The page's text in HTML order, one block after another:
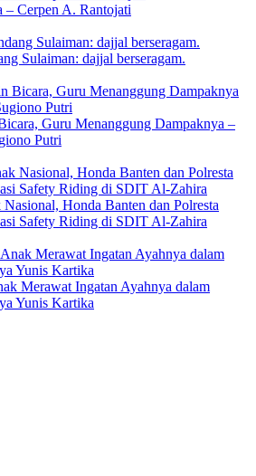
– Cerpen A. Rantojati
Sulaiman: dajjal berseragam.
Guru Menanggung Dampaknya –
Putri
Honda Banten dan Polresta
Safety Riding di SDIT Al-Zahira
Merawat Ingatan Ayahnya dalam
Yunis Kartika